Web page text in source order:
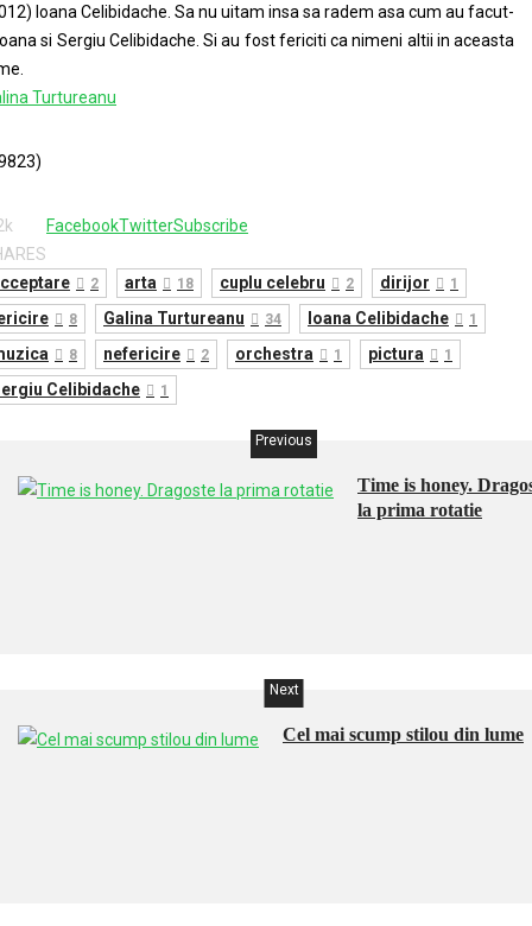
Ioana Celibidache. Sa nu uitam insa sa radem asa cum au facut-
si Sergiu Celibidache. Si au fost fericiti ca nimeni altii in aceasta
Turtureanu
FacebookTwitterSubscribe
2 arta 18 cuplu celebru 2 dirijor 1
8 Galina Turtureanu 34 Ioana Celibidache 1
8 nefericire 2 orchestra 1 pictura 1
Celibidache 1
Previous
Time is honey.
la prima rotatie
Next
Cel mai scump stilou din lume